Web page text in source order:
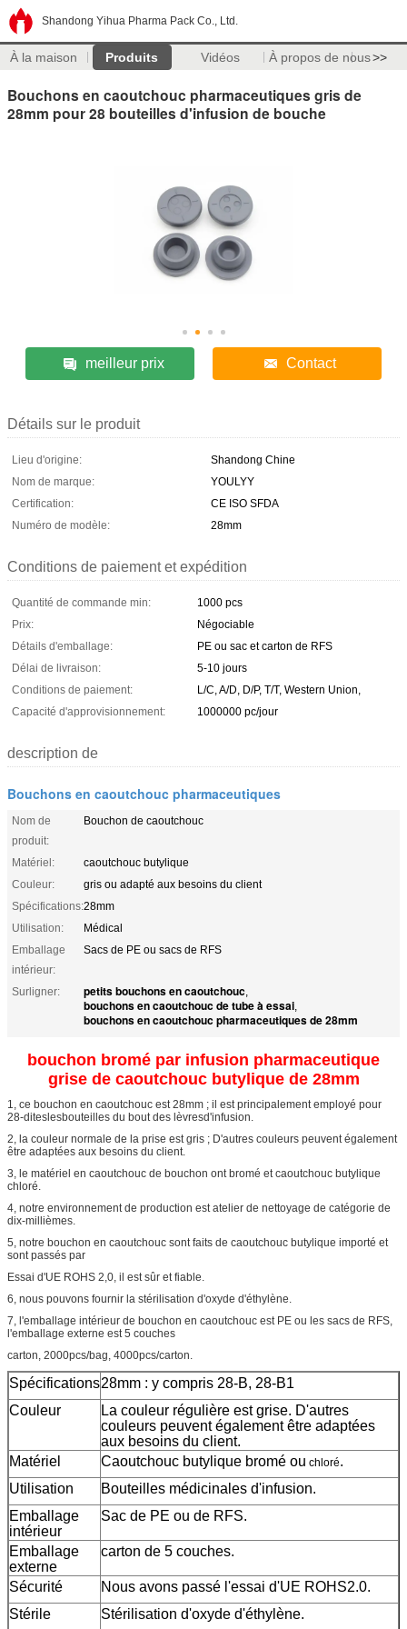
Shandong Yihua Pharma Pack Co., Ltd.
À la maison Produits Vidéos À propos de nous>>
Bouchons en caoutchouc pharmaceutiques gris de
28mm pour 28 bouteilles d'infusion de bouche
meilleur prix Contact
Détails sur le produit
Lieu d'origine:
Shandong Chine
Nom de marque:
YOULYY
Certification:
CE ISO SFDA
Numéro de modèle:
28mm
Conditions de paiement et expédition
Quantité de commande min:
1000 pcs
Prix:
Négociable
Détails d'emballage:
PE ou sac et carton de RFS
Délai de livraison:
5-10 jours
Conditions de paiement:
L/C, A/D, D/P, T/T, Western Union,
Capacité d'approvisionnement:
1000000 pc/jour
description de
Bouchons en caoutchouc pharmaceutiques
Nom de
produit:
Bouchon de caoutchouc
Matériel:
caoutchouc butylique
Couleur:
gris ou adapté aux besoins du client
Spécifications:28mm
Utilisation:
Médical
Emballage
intérieur:
Sacs de PE ou sacs de RFS
Surligner: petits bouchons en caoutchouc,
bouchons en caoutchouc de tube à essai,
bouchons en caoutchouc pharmaceutiques de 28mm
bouchon bromé par infusion pharmaceutique
grise de caoutchouc butylique de 28mm
1, ce bouchon en caoutchouc est 28mm ; il est principalement employé pour
28-diteslesbouteilles du bout des lèvresd'infusion.
2, la couleur normale de la prise est gris ; D'autres couleurs peuvent également
être adaptées aux besoins du client.
3, le matériel en caoutchouc de bouchon ont bromé et caoutchouc butylique
chloré.
4, notre environnement de production est atelier de nettoyage de catégorie de
dix-millièmes.
5, notre bouchon en caoutchouc sont faits de caoutchouc butylique importé et
sont passés par
Essai d'UE ROHS 2,0, il est sûr et fiable.
6, nous pouvons fournir la stérilisation d'oxyde d'éthylène.
7, l'emballage intérieur de bouchon en caoutchouc est PE ou les sacs de RFS,
l'emballage externe est 5 couches
carton, 2000pcs/bag, 4000pcs/carton.
Spécifications28mm : y compris 28-B, 28-B1
Couleur
La couleur régulière est grise. D'autres
couleurs peuvent également être adaptées
aux besoins du client.
Matériel
Caoutchouc butylique bromé ou chloré.
Utilisation
Bouteilles médicinales d'infusion.
Emballage
intérieur
Sac de PE ou de RFS.
Emballage
externe
carton de 5 couches.
Sécurité
Nous avons passé l'essai d'UE ROHS2.0.
Stérile
Stérilisation d'oxyde d'éthylène.